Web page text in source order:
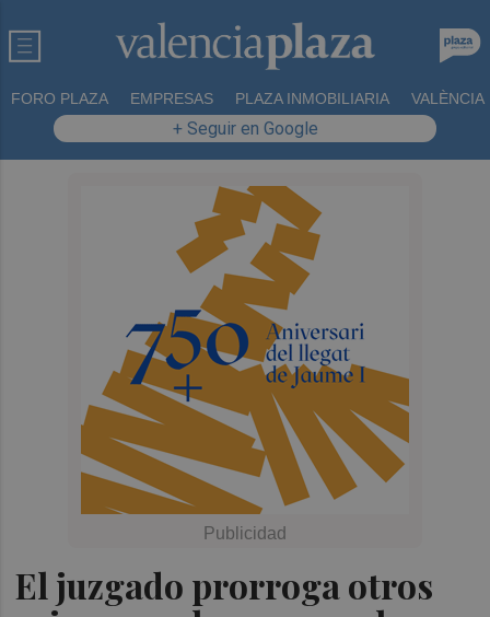
FORO PLAZA EMPRESAS PLAZA INMOBILIARIA VALÈNCIA
+ Seguir en Google
El juzgado prorroga otros